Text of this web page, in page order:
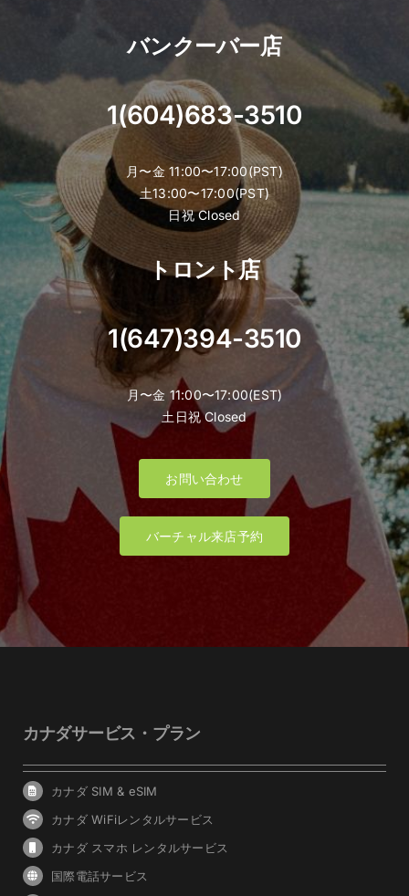
バンクーバー店
1(604)683-3510
月〜金 11:00〜17:00(PST)
土13:00〜17:00(PST)
日祝 Closed
トロント店
1(647)394-3510
月〜金 11:00〜17:00(EST)
土日祝 Closed
お問い合わせ
バーチャル来店予約
カナダサービス・プラン
カナダ SIM & eSIM
カナダ WiFiレンタルサービス
カナダ スマホ レンタルサービス
国際電話サービス